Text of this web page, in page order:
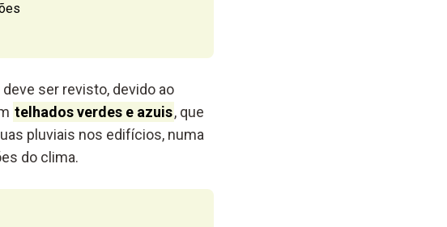
ser revisto, devido ao
telhados verdes e azuis, que
pluviais nos edifícios, numa
do clima.